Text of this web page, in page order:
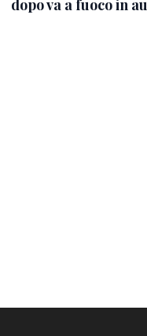
dopo va a fuoco in